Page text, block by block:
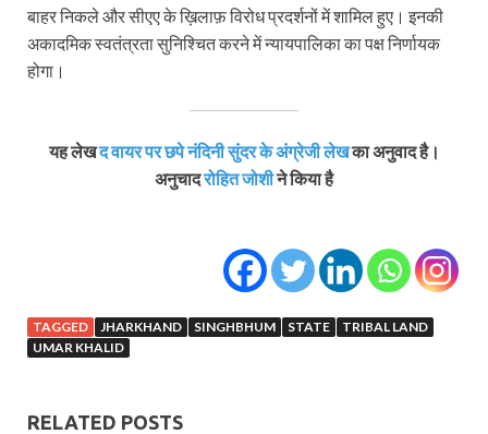
बाहर निकले और सीएए के ख़िलाफ़ विरोध प्रदर्शनों में शामिल हुए। इनकी
अकादमिक स्‍वतंत्रता स‍ुनिश्चित करने में न्‍यायपालिका का पक्ष निर्णायक
होगा।
यह लेखद वायर पर छपे नंदिनी सुंदर के अंग्रेजी लेखका अनुवाद है।
अनुचादरोहित जोशीने किया है
TAGGED JHARKHAND SINGHBHUM STATE
TRIBAL LAND
UMAR KHALID
RELATED POSTS